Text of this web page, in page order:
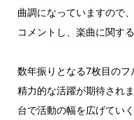
曲調になっていますので
コメントし、楽曲に関す
数年振りとなる7枚目のフ
精力的な活躍が期待され
台で活動の幅を広げてい